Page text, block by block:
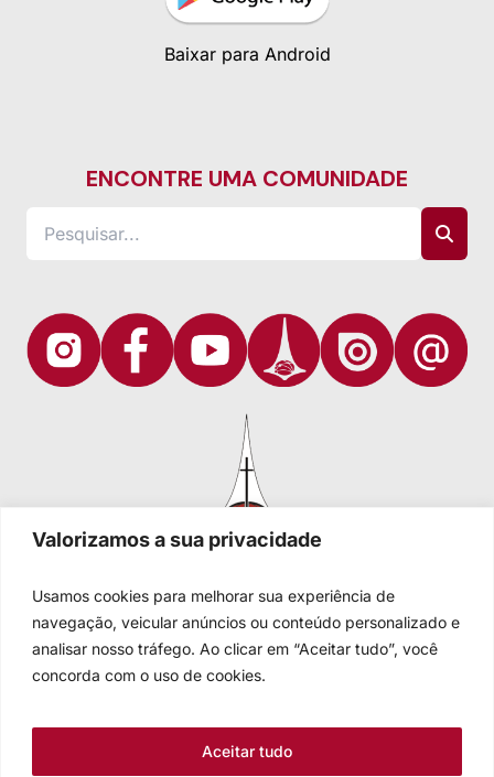
Valorizamos a sua privacidade
Usamos cookies para melhorar sua experiência de
navegação, veicular anúncios ou conteúdo personalizado e
analisar nosso tráfego. Ao clicar em “Aceitar tudo”, você
concorda com o uso de cookies.
Aceitar tudo
Baixar para Android
ENCONTRE UMA COMUNIDADE
Igreja Evangélica de Confissão Luterana no Brasil
Sede nacional: Rua Senhor dos Passos, 202/4º andar Centro -